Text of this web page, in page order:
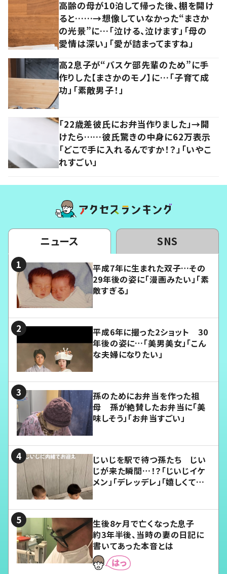
高齢の母が10泊して帰った後、棚を開け
ると……→想像していなかった“まさか
の光景”に…「泣ける、泣けます」「母の
愛情は深い」「愛が詰まってますね」
高2息子が“バスケ部先輩のため”に手
作りした【まさかのモノ】に…「子育て成
功」「素敵男子！」
「22歳差彼氏にお弁当作りました」→開
けたら……彼氏驚きの中身に62万表示
「どこで手に入れるんですか！？」「いやこ
れすごい」
ニュース SNS
平成7年に生まれた双子…その
29年後の姿に「漫画みたい」「素
敵すぎる」
平成6年に撮った2ショット 30
年後の姿に…「美男美女」「こん
な夫婦になりたい」
孫のためにお弁当を作った祖
母 孫が絶賛したお弁当に「美
味しそう」「お弁当すごい」
じいじを駅で待つ孫たち じい
じが来た瞬間…！？「じいじイケ
メン」「デレッデレ」「嬉しくて可
生後8ヶ月で亡くなった息子
約3年半後、当時の妻の日記に
書いてあった本音とは